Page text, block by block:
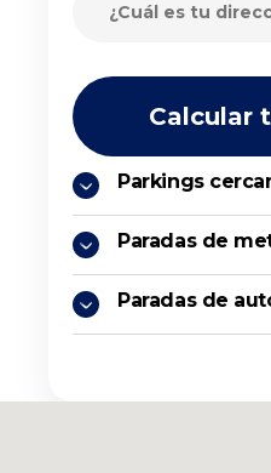
Calcular
Parkings
Paradas de
Paradas de